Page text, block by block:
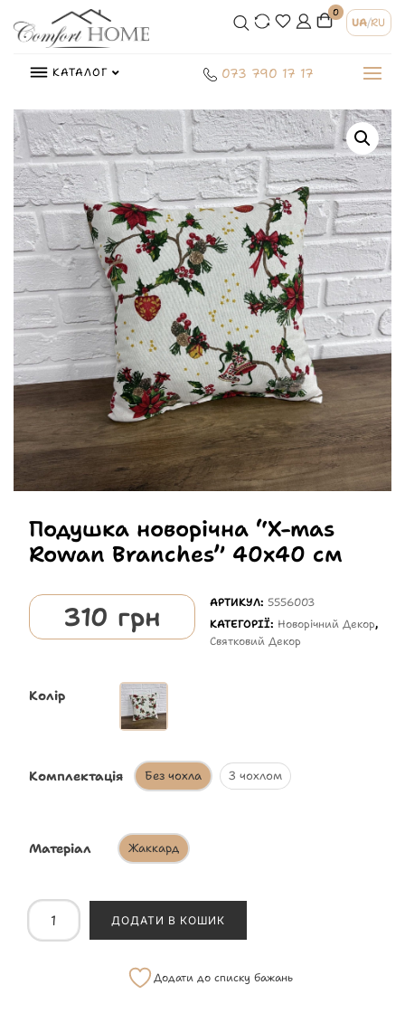
0
UA/RU
КАТАЛОГ 073 790 17 17
Подушка новорічна “X-mas
Rowan Branches” 40х40 см
310 грн АРТИКУЛ: 5556003
КАТЕГОРІЇ: Новорічний Декор,
Святковий Декор
Колір
Комплектація Без чохла З чохлом
Матеріал Жаккард
ДОДАТИ В КОШИК
Додати до списку бажань